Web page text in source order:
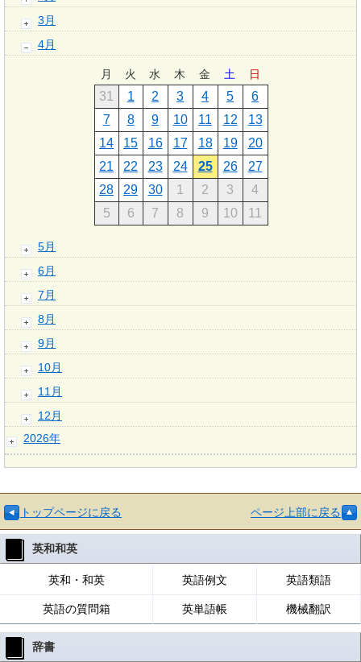
3月
4月
月 火 水 木 金 土 日
31 1 2 3 4 5
6
7
8 9 10 11 12
13
14
15 16 17 18 19
20
21
22 23 24 25 26
27
28
29 30 1 2 3
4
5
6 7 8 9 10 11
5月
6月
7月
8月
9月
10月
11月
12月
2026年
トップページに戻る ページ上部に戻る
英和和英
英和・和英 英語例文 英語類語
英語の質問箱 英単語帳 機械翻訳
辞書